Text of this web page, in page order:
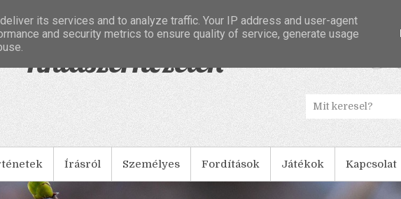
Tintaszerkezetek
Írásról Személyes Fordítások Játékok Kapcsolat
its services and to analyze traffic. Your IP address and user-agent
and security metrics to ensure quality of service, generate usage